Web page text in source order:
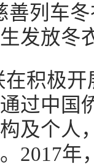
善列车
发放冬
在积极
过中国
及个人
2017年